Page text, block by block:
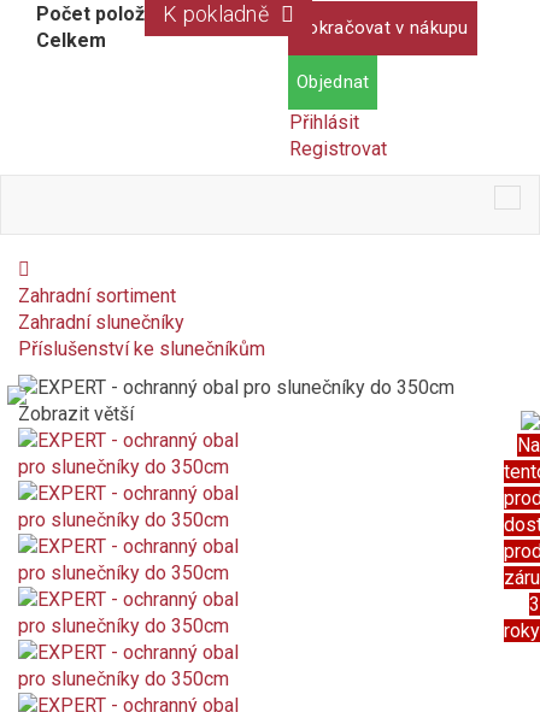
K pokladně
Počet položek:
Celkem
Pokračovat v nákupu
Objednat
Přihlásit
Registrovat
Zahradní sortiment
Zahradní slunečníky
Příslušenství ke slunečníkům
Na
3
roky
Zobrazit větší